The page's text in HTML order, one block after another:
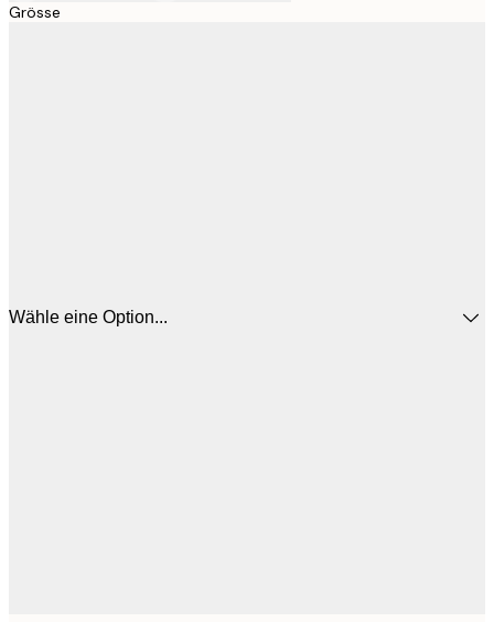
Grösse
Wähle eine Option...